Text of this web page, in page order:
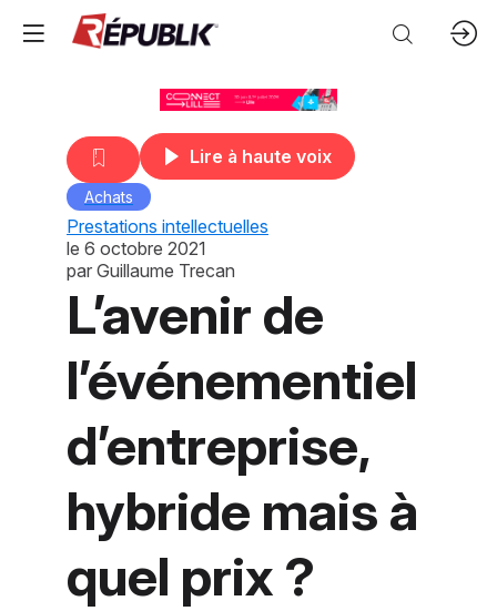
Lire à haute voix
Achats
Prestations intellectuelles
le 6 octobre 2021
par Guillaume Trecan
L’avenir de
l’événementiel
d’entreprise,
hybride mais à
quel prix ?